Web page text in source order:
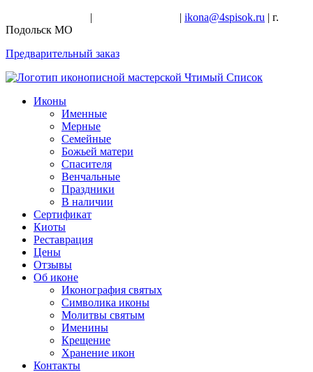
| | ikona@4spisok.ru | г.
Подольск МО
Предварительный заказ
Иконы
Именные
Мерные
Семейные
Божьей матери
Спасителя
Венчальные
Праздники
В наличии
Сертификат
Киоты
Реставрация
Цены
Отзывы
Об иконе
Иконография святых
Символика иконы
Молитвы святым
Именины
Крещение
Хранение икон
Контакты